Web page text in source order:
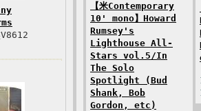
【米Contemporary
10' mono】Howard
Rumsey's
Lighthouse All-
Stars vol.5/In
The Solo
Spotlight (Bud
Shank, Bob
Gordon, etc)